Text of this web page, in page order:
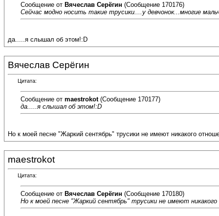
Сообщение от Вячеслав Серёгин (Сообщение 170176)
Сейчас модно носить такие трусики....у девчонок...многие
да.....я слышал об этом!:D
Вячеслав Серёгин
Цитата:
Сообщение от maestrokot(Сообщение 170177)
да.....я слышал об этом!:D
Но к моей песне "Жаркий сентябрь" трусики не имеют никакого
maestrokot
Цитата:
Сообщение от Вячеслав Серёгин (Сообщение 170180)
Но к моей песне "Жаркий сентябрь" трусики не имеют